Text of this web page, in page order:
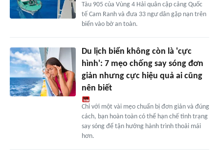
Tàu 905 của Vùng 4 Hải quân cập cảng Quốc
tế Cam Ranh và đưa 33 ngư dân gặp nạn trên
biển vào bờ an toàn.
Du lịch biển không còn là 'cực
hình': 7 mẹo chống say sóng đơn
giản nhưng cực hiệu quả ai cũng
nên biết
Chỉ với một vài mẹo chuẩn bị đơn giản và đúng
cách, bạn hoàn toàn có thể hạn chế tình trạng
say sóng để tận hưởng hành trình thoải mái
hơn.